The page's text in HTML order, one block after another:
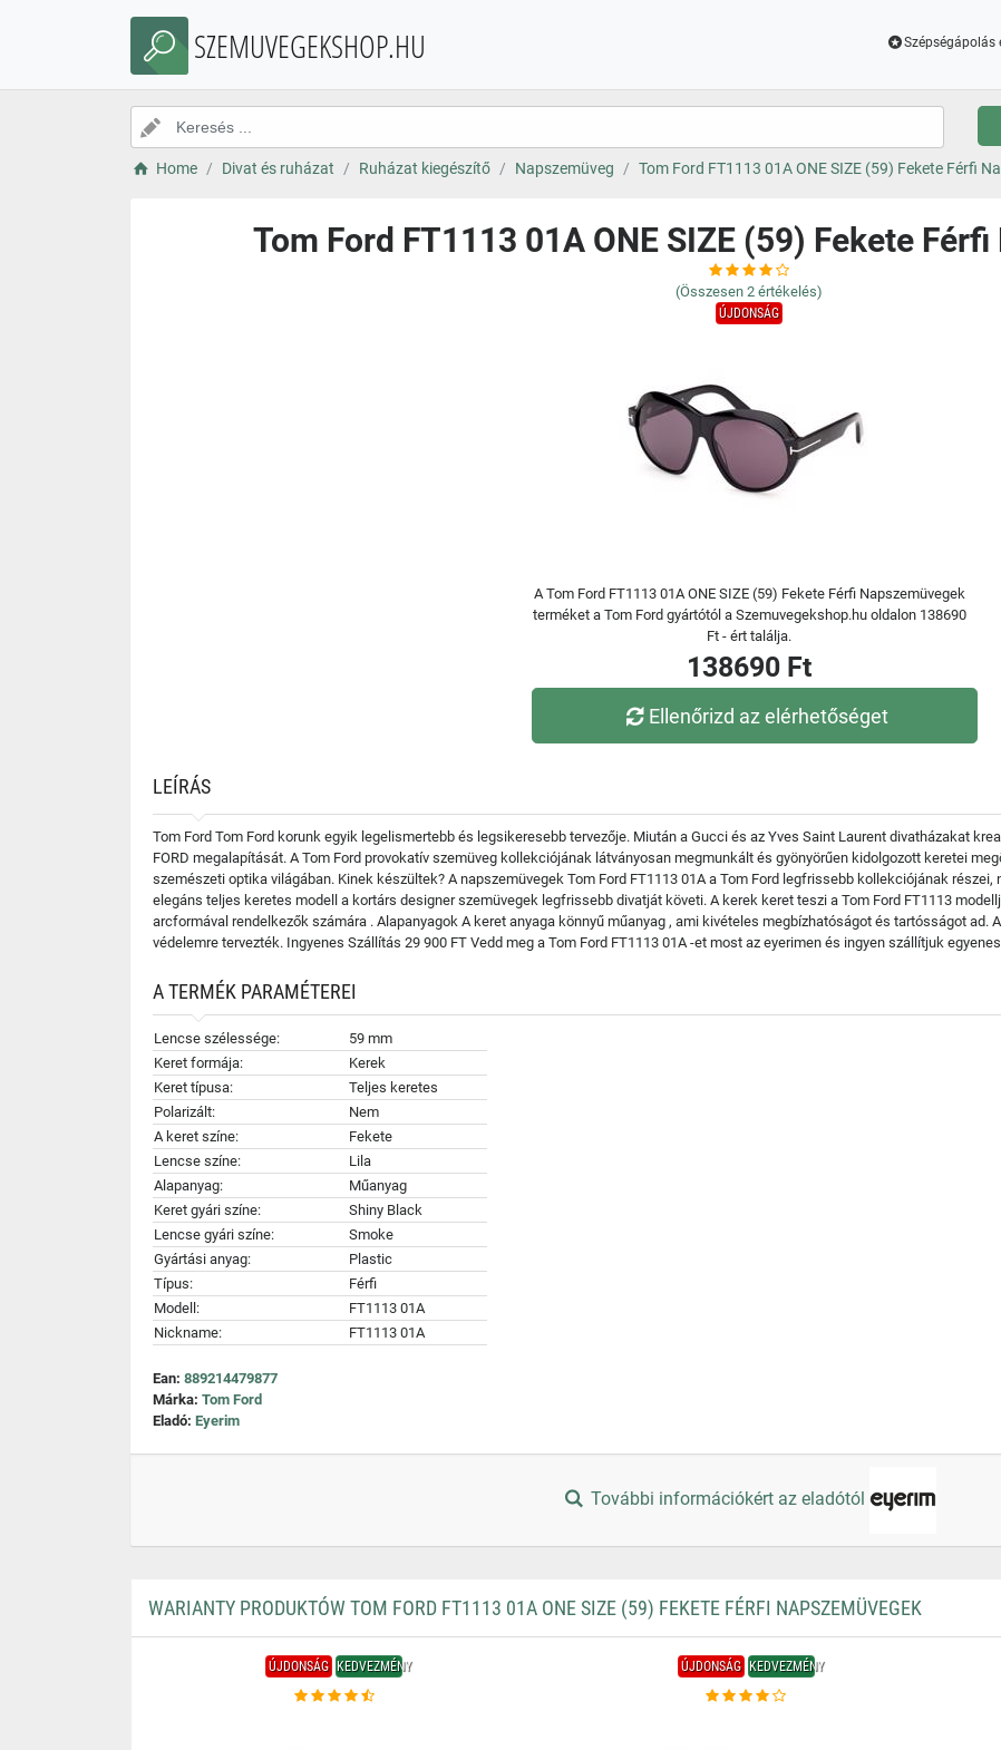
SZEMUVEGEKSHOP.HU Szépségápolás
Home Divat és ruházat Ruházat kiegészítő Napszemüveg Tom Ford FT1113 01A ONE SIZE (59) Fekete Férfi
Tom Ford FT1113 01A ONE SIZE (59) Fekete
(Összesen 2 értékelés)
ÚJDONSÁG
A Tom Ford FT1113 01A ONE SIZE (59) Fekete Férfi Napszemüvegek
terméket a Tom Ford gyártótól a Szemuvegekshop.hu oldalon 138690
Ft - ért találja.
138690 Ft
Ellenőrizd az elérhetőséget
LEÍRÁS
Tom Ford Tom Ford korunk egyik legelismertebb és legsikeresebb tervezője. Miután a Gucci és az Yves Saint Laurent divatházakat
FORD megalapítását. A Tom Ford provokatív szemüveg kollekciójának látványosan megmunkált és gyönyörűen kidolgozott keretei
szemészeti optika világában. Kinek készültek? A napszemüvegek Tom Ford FT1113 01A a Tom Ford legfrissebb kollekciójának
elegáns teljes keretes modell a kortárs designer szemüvegek legfrissebb divatját követi. A kerek keret teszi a Tom Ford FT1113
arcformával rendelkezők számára . Alapanyagok A keret anyaga könnyű műanyag , ami kivételes megbízhatóságot és tartósságot ad.
védelemre tervezték. Ingyenes Szállítás 29 900 FT Vedd meg a Tom Ford FT1113 01A -et most az eyerimen és ingyen szállítjuk
A TERMÉK PARAMÉTEREI
Lencse szélessége:
59 mm
Keret formája:
Kerek
Keret típusa:
Teljes keretes
Polarizált:
Nem
A keret színe:
Fekete
Lencse színe:
Lila
Alapanyag:
Műanyag
Keret gyári színe:
Shiny Black
Lencse gyári színe:
Smoke
Gyártási anyag:
Plastic
Típus:
Férfi
Modell:
FT1113 01A
Nickname:
FT1113 01A
Ean: 889214479877
Márka: Tom Ford
Eladó: Eyerim
További információkért az eladótól
WARIANTY PRODUKTÓW TOM FORD FT1113 01A ONE SIZE (59) FEKETE FÉRFI NAPSZEMÜVEGEK
ÚJDONSÁG KEDVEZMÉNY ÚJDONSÁG KEDVEZMÉNY